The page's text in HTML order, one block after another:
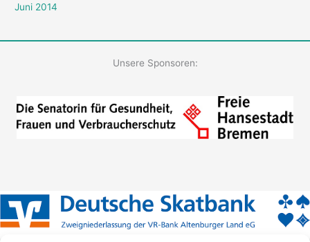
Juni 2014
Unsere Sponsoren: